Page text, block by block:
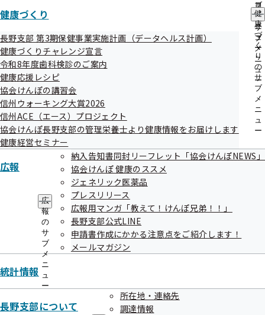
ブ
メ
ニ
ュ
ー
員
の
サ
ブ
メ
ニ
ュ
ー
健康づくり
健
康
づ
く
り
の
サ
ブ
メ
ニ
ュ
ー
長野支部 第3期保健事業実施計画（データヘルス計画）
健康づくりチャレンジ宣言
令和8年度歯科検診のご案内
健康応援レシピ
協会けんぽの講習会
信州ウォーキング大賞2026
信州ACE（エース）プロジェクト
協会けんぽ長野支部の管理栄養士より健康情報をお届けします
健康経営セミナー
広報
広
報
の
サ
ブ
メ
ニ
ュ
ー
納入告知書同封リーフレット「協会けんぽNEWS」
協会けんぽ 健康のススメ
ジェネリック医薬品
プレスリリース
広報用マンガ「教えて！けんぽ兄弟！！」
長野支部公式LINE
申請書作成にかかる注意点をご紹介します！
メールマガジン
統計情報
長野支部について
所在地・連絡先
調達情報
令和7年度 第3回 全国健康保険協会長野支部 評議会 議事
次第
【資料1-1】令和8年度長野支部保険料率について
【資料1-2】インセンティブ制度に係る令和６年度実績に
ついて
【資料1-3】子ども・子育て支援金について
【資料1-4】大臣折衝事項抜粋
【資料2】令和8年度長野支部事業計画（案）及び保険者
機能強化予算（案）について
【資料3】令和8年度評議会スケジュール（案）について
評議会配布資料等については、当時の資料番号・日付が
記載されている場合があります。ご了承ください。